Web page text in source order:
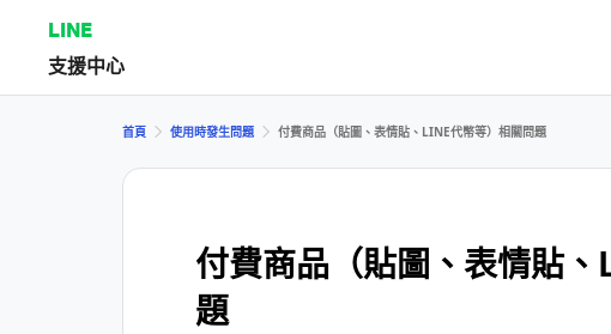
LINE
支援中心
首頁 使用時發生問題 付費商品（貼圖、表情貼、LINE代幣等）相關問題
付費商品（貼圖、表情貼
題